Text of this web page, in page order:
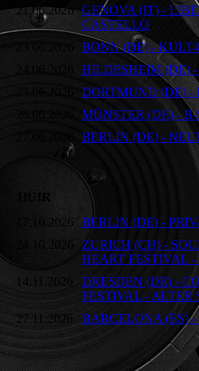
21.06.2026
GENOVA (IT) -
CASTELLO
23.06.2026
BONN (DE) -
24.06.2026
HILDESHEIM (DE)
25.06.2026
DORTMUND (DE) -
26.06.2026
MÜNSTER (DE) - B-
BERLIN (DE) -
HUIR
17.10.2026 BERLIN (DE) -
24.10.2026
ZURICH (CH) -
HEART FESTIVAL
14.11.2026
DRESDEN (DE) -
FESTIVAL - ALTER
27.11.2026
BARCELONA (ES)